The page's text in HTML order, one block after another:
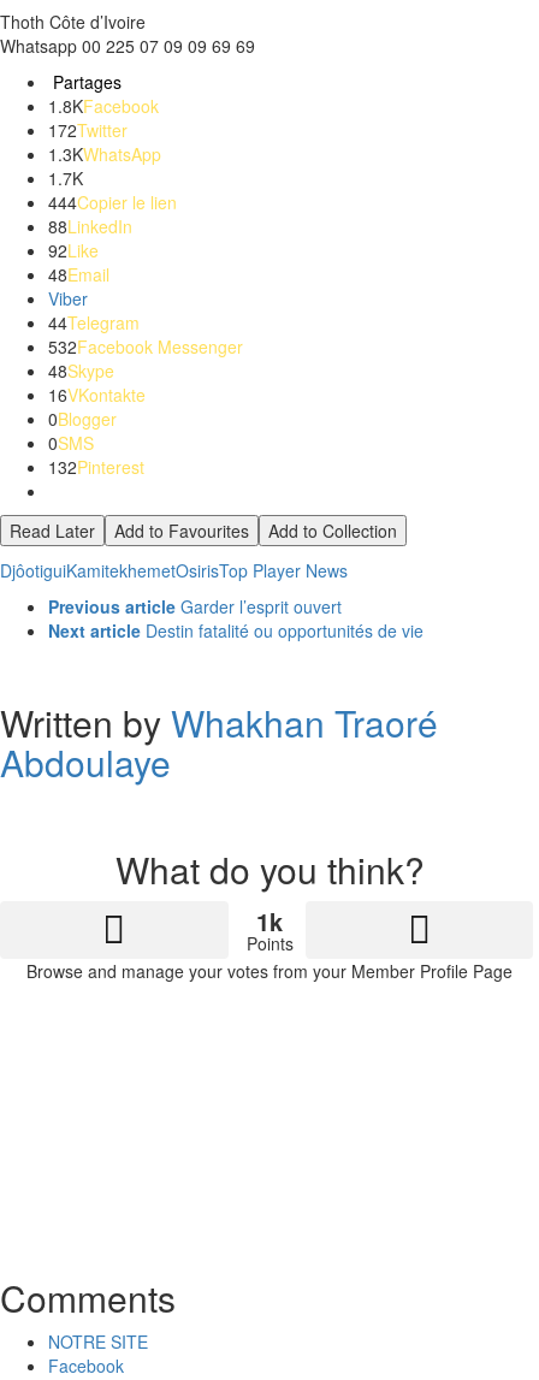
Thoth Côte d’Ivoire
Whatsapp 00 225 07 09 09 69 69
Partages
1.8KFacebook
172Twitter
1.3KWhatsApp
1.7K
444Copier le lien
88LinkedIn
92Like
48Email
Viber
44Telegram
532Facebook Messenger
48Skype
16VKontakte
0Blogger
0SMS
132Pinterest
Read Later Add to Favourites
Add to Collection
DjôotiguiKamitekhemetOsirisTop Player News
See
more
Previous article Garder l’esprit ouvert
Next article Destin fatalité ou opportunités de vie
Written byWhakhan Traoré
Abdoulaye
What do you think?
1k
Points
Browse and manage your votes from your Member Profile Page
Comments
NOTRE SITE
Facebook